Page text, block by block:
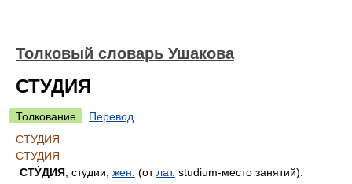
Толковый словарь Ушакова
СТУДИЯ
Толкование
Перевод
СТУДИЯ
СТУДИЯ
СТУ́ДИЯ , студии, жен. (от лат. studium-место занятий).